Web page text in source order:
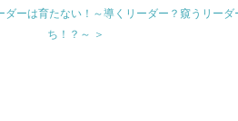
ダーは育たない！～導くリーダー？窺うリー
ち！？～ ＞